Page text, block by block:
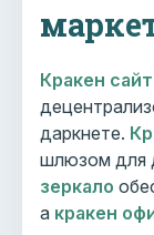
Кракен сайт
даркнете.
шлюзом для
зеркало
а кракен